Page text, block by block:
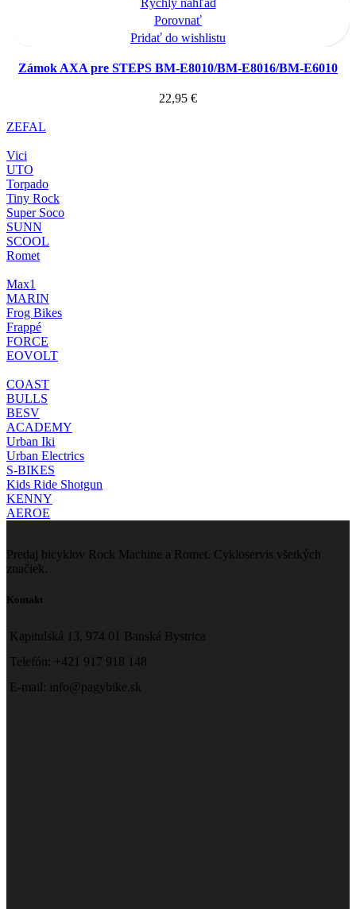
Porovnať
Pridať do wishlistu
Zámok AXA pre STEPS BM-E8010/BM-E8016/BM-E6010
22,95 €
ZEFAL
Vici
UTO
Torpado
Tiny Rock
Super Soco
SUNN
SCOOL
Romet
Max1
MARIN
Frog Bikes
Frappé
FORCE
EOVOLT
COAST
BULLS
BESV
ACADEMY
Urban Iki
Urban Electrics
S-BIKES
Kids Ride Shotgun
KENNY
AEROE
Predaj bicyklov Rock Machine a Romet. Cykloservis všetkých
značiek.
Kontakt
Kapitulská 13, 974 01 Banská Bystrica
Telefón: +421 917 918 148
E-mail: info@pagybike.sk